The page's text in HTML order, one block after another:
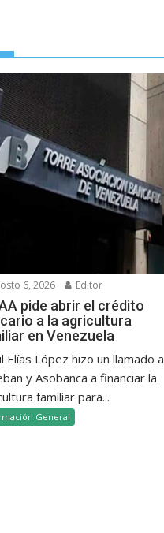
6, 2026 Editor
pide abrir el crédito
a la agricultura
en Venezuela
Elías López hizo un llamado a
y Asobanca a financiar la
familiar para...
General